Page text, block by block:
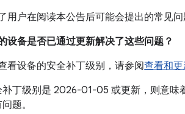
用户在阅读本公告后可能会提出的常见问
设备是否已通过更新解决了这些问题？
看设备的安全补丁级别，请参阅查看和
补丁级别是 2026-01-05 或更新，则意
题。